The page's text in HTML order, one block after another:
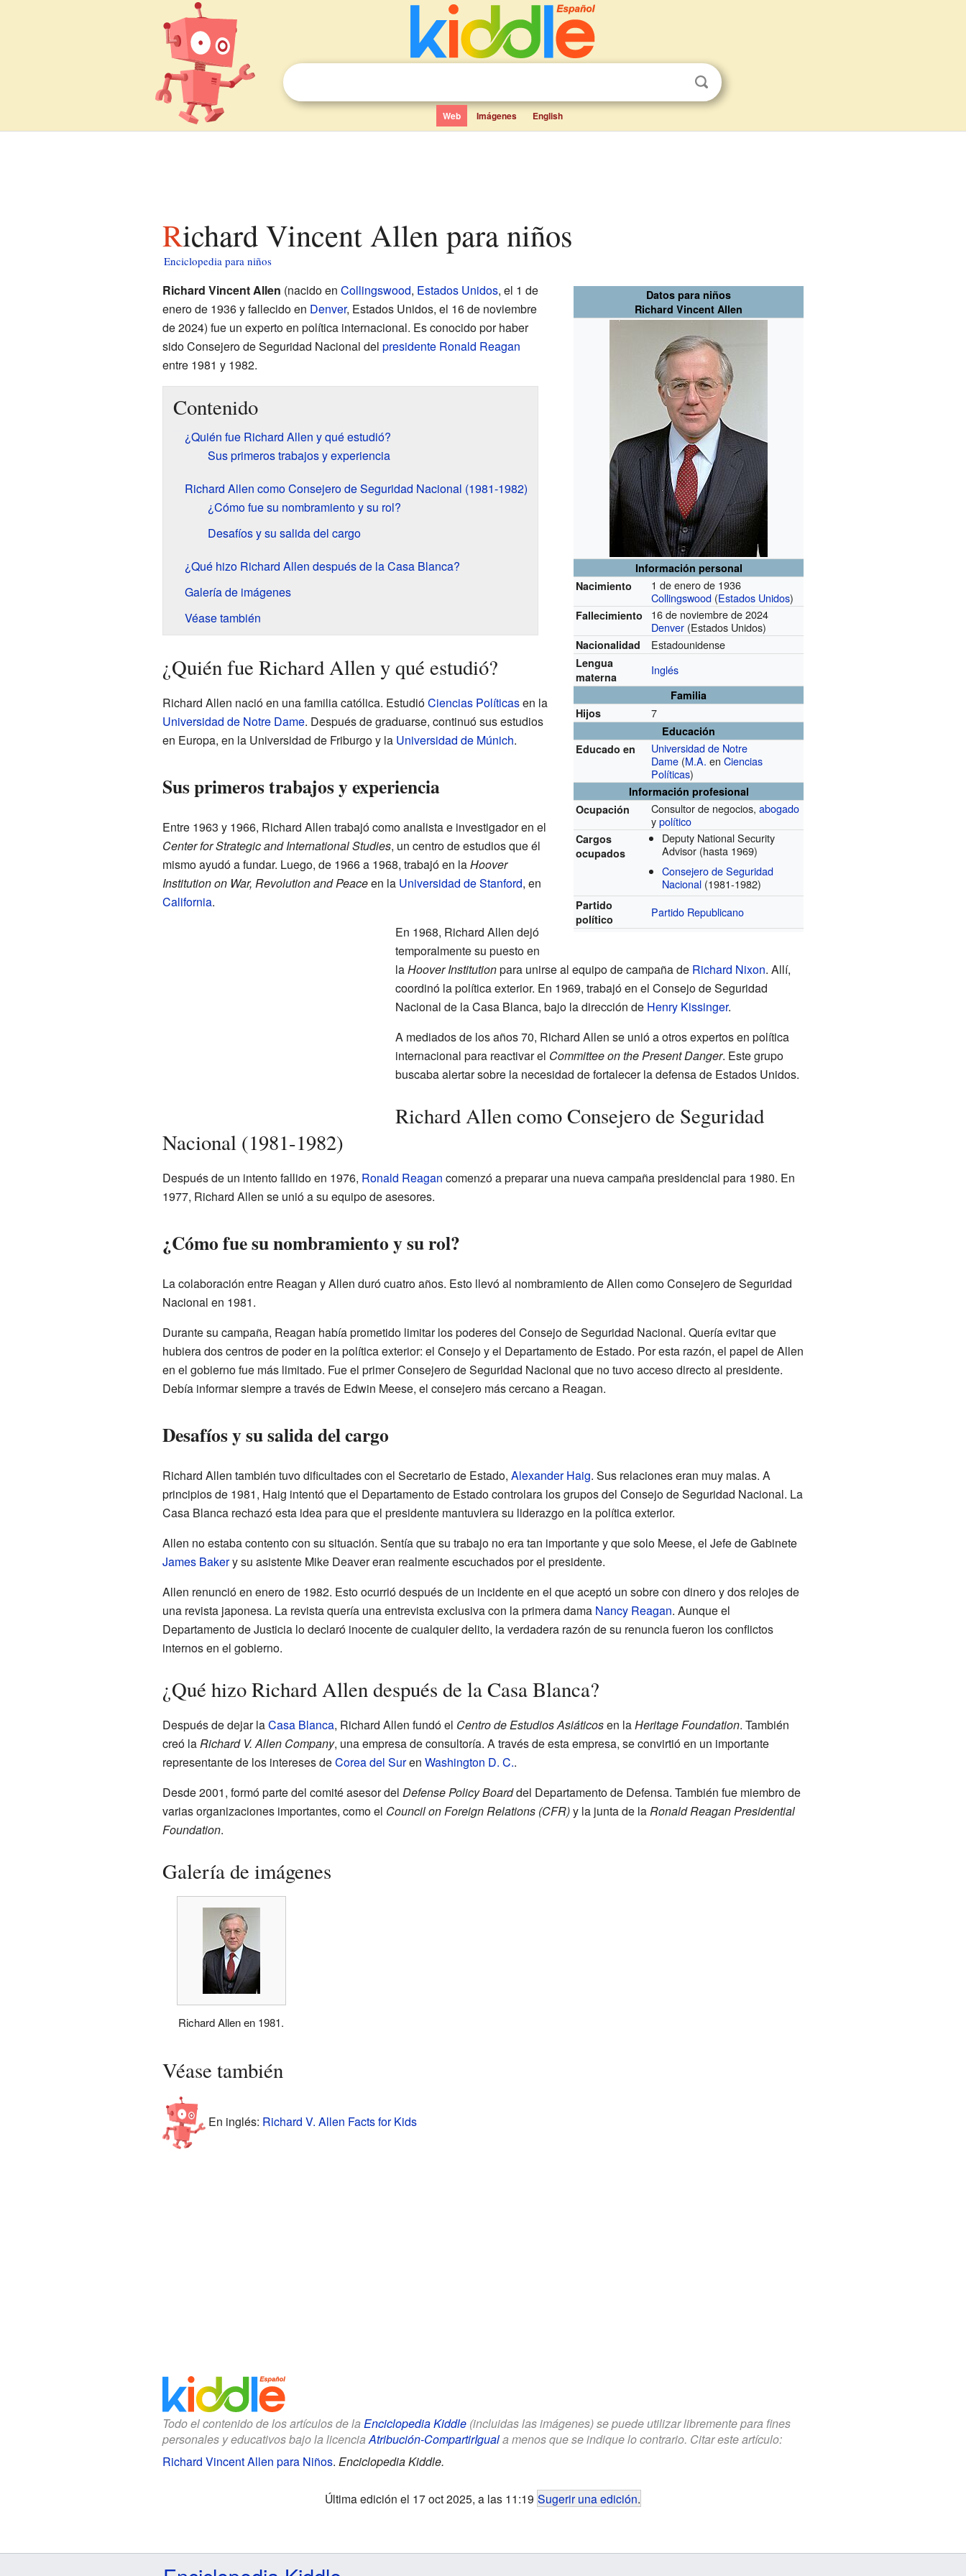
Web Imágenes English
Richard Vincent Allen para niños
Enciclopedia para niños
Datos para niños
Richard Vincent Allen
Información personal
Nacimiento
1 de enero de 1936
Collingswood (Estados Unidos)
Fallecimiento
16 de noviembre de 2024
Denver (Estados Unidos)
Nacionalidad Estadounidense
Lengua
materna
Inglés
Familia
Hijos
7
Educación
Educado en
Universidad de Notre
Dame (M.A. enCiencias
Políticas)
Información profesional
Ocupación
Consultor de negocios,abogado
ypolítico
Cargos
ocupados
Deputy National Security
Advisor (hasta 1969)
Consejero de Seguridad
Nacional (1981-1982)
Partido
político
Partido Republicano
Richard Vincent Allen (nacido en Collingswood, Estados Unidos, el 1 de
enero de 1936 y fallecido en Denver, Estados Unidos, el 16 de noviembre
de 2024) fue un experto en política internacional. Es conocido por haber
sido Consejero de Seguridad Nacional del presidente Ronald Reagan
entre 1981 y 1982.
Contenido
¿Quién fue Richard Allen y qué estudió?
Sus primeros trabajos y experiencia
Richard Allen como Consejero de Seguridad Nacional (1981-1982)
¿Cómo fue su nombramiento y su rol?
Desafíos y su salida del cargo
¿Qué hizo Richard Allen después de la Casa Blanca?
Galería de imágenes
Véase también
¿Quién fue Richard Allen y qué estudió?
Richard Allen nació en una familia católica. EstudióCiencias Políticasen la
Universidad de Notre Dame. Después de graduarse, continuó sus estudios
en Europa, en la Universidad de Friburgo y la Universidad de Múnich.
Sus primeros trabajos y experiencia
Entre 1963 y 1966, Richard Allen trabajó como analista e investigador en el
Center for Strategic and International Studies, un centro de estudios que él
mismo ayudó a fundar. Luego, de 1966 a 1968, trabajó en laHoover
Institution on War, Revolution and Peaceen la Universidad de Stanford, en
California.
En 1968, Richard Allen dejó
temporalmente su puesto en
laHoover Institutionpara unirse al equipo de campaña de Richard Nixon. Allí,
coordinó la política exterior. En 1969, trabajó en el Consejo de Seguridad
Nacional de la Casa Blanca, bajo la dirección de Henry Kissinger.
A mediados de los años 70, Richard Allen se unió a otros expertos en política
internacional para reactivar el Committee on the Present Danger. Este grupo
buscaba alertar sobre la necesidad de fortalecer la defensa de Estados Unidos.
Richard Allen como Consejero de Seguridad
Nacional (1981-1982)
Después de un intento fallido en 1976, Ronald Reagan comenzó a preparar una nueva campaña presidencial para 1980. En
1977, Richard Allen se unió a su equipo de asesores.
¿Cómo fue su nombramiento y su rol?
La colaboración entre Reagan y Allen duró cuatro años. Esto llevó al nombramiento de Allen como Consejero de Seguridad
Nacional en 1981.
Durante su campaña, Reagan había prometido limitar los poderes del Consejo de Seguridad Nacional. Quería evitar que
hubiera dos centros de poder en la política exterior: el Consejo y el Departamento de Estado. Por esta razón, el papel de Allen
en el gobierno fue más limitado. Fue el primer Consejero de Seguridad Nacional que no tuvo acceso directo al presidente.
Debía informar siempre a través de Edwin Meese, el consejero más cercano a Reagan.
Desafíos y su salida del cargo
Richard Allen también tuvo dificultades con el Secretario de Estado, Alexander Haig. Sus relaciones eran muy malas. A
principios de 1981, Haig intentó que el Departamento de Estado controlara los grupos del Consejo de Seguridad Nacional. La
Casa Blanca rechazó esta idea para que el presidente mantuviera su liderazgo en la política exterior.
Allen no estaba contento con su situación. Sentía que su trabajo no era tan importante y que solo Meese, el Jefe de Gabinete
James Bakery su asistente Mike Deaver eran realmente escuchados por el presidente.
Allen renunció en enero de 1982. Esto ocurrió después de un incidente en el que aceptó un sobre con dinero y dos relojes de
una revista japonesa. La revista quería una entrevista exclusiva con la primera dama Nancy Reagan. Aunque el
Departamento de Justicia lo declaró inocente de cualquier delito, la verdadera razón de su renuncia fueron los conflictos
internos en el gobierno.
¿Qué hizo Richard Allen después de la Casa Blanca?
Después de dejar laCasa Blanca, Richard Allen fundó el Centro de Estudios Asiáticosen laHeritage Foundation. También
creó laRichard V. Allen Company, una empresa de consultoría. A través de esta empresa, se convirtió en un importante
representante de los intereses deCorea del Suren Washington D. C..
Desde 2001, formó parte del comité asesor del Defense Policy Boarddel Departamento de Defensa. También fue miembro de
varias organizaciones importantes, como el Council on Foreign Relations (CFR)y la junta de laRonald Reagan Presidential
Foundation.
Galería de imágenes
Richard Allen en 1981.
Véase también
En inglés: Richard V. Allen Facts for Kids
Todo el contenido de los artículos de la Enciclopedia Kiddle(incluidas las imágenes) se puede utilizar libremente para fines
personales y educativos bajo la licencia Atribución-CompartirIguala menos que se indique lo contrario. Citar este artículo:
Richard Vincent Allen para Niños. Enciclopedia Kiddle.
Última edición el 17 oct 2025, a las 11:19 Sugerir una edición.